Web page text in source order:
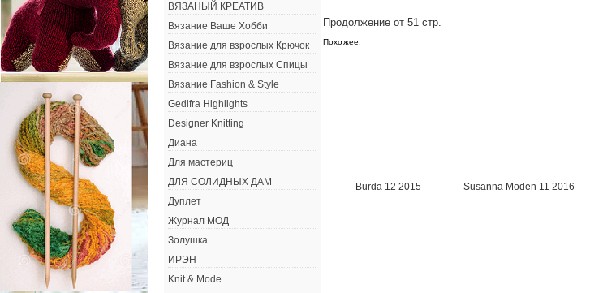
Продолжение от 51 стр.
Похожее:
Burda 12 2015 Susanna Moden 11 2016
ВЯЗАНЫЙ КРЕАТИВ
Вязание Ваше Хобби
Вязание для взрослых Крючок
Вязание для взрослых Спицы
Вязание Fashion & Style
Gedifra Highlights
Designer Knitting
Диана
Для мастериц
ДЛЯ СОЛИДНЫХ ДАМ
Дуплет
Журнал МОД
Золушка
ИРЭН
Knit & Mode